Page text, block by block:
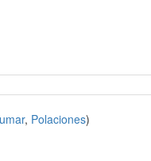
, Polaciones)